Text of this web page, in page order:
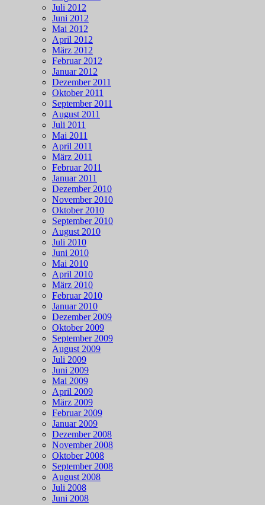
Juli 2012
Juni 2012
Mai 2012
April 2012
März 2012
Februar 2012
Januar 2012
Dezember 2011
Oktober 2011
September 2011
August 2011
Juli 2011
Mai 2011
April 2011
März 2011
Februar 2011
Januar 2011
Dezember 2010
November 2010
Oktober 2010
September 2010
August 2010
Juli 2010
Juni 2010
Mai 2010
April 2010
März 2010
Februar 2010
Januar 2010
Dezember 2009
Oktober 2009
September 2009
August 2009
Juli 2009
Juni 2009
Mai 2009
April 2009
März 2009
Februar 2009
Januar 2009
Dezember 2008
November 2008
Oktober 2008
September 2008
August 2008
Juli 2008
Juni 2008